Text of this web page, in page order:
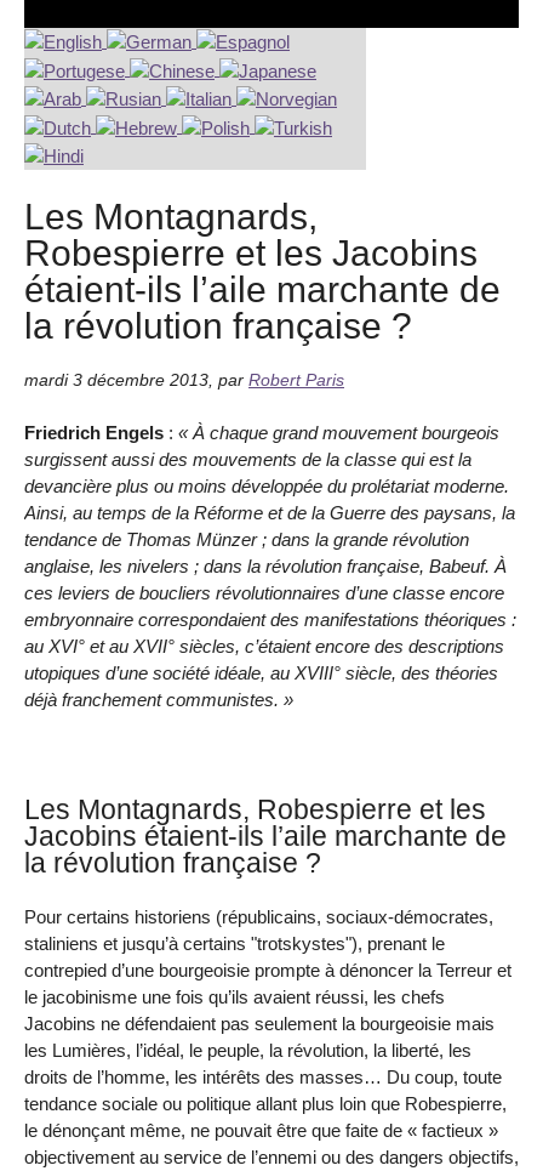
Les Montagnards,
Robespierre et les Jacobins
étaient-ils l’aile marchante de
la révolution française ?
mardi 3 décembre 2013 par Robert Paris
Friedrich Engels : « À chaque grand mouvement bourgeois
surgissent aussi des mouvements de la classe qui est la
devancière plus ou moins développée du prolétariat moderne.
Ainsi, au temps de la Réforme et de la Guerre des paysans, la
tendance de Thomas Münzer ; dans la grande révolution
anglaise, les nivelers ; dans la révolution française, Babeuf. À
ces leviers de boucliers révolutionnaires d’une classe encore
embryonnaire correspondaient des manifestations théoriques :
au XVI° et au XVII° siècles, c’étaient encore des descriptions
utopiques d’une société idéale, au XVIII° siècle, des théories
déjà franchement communistes. »
Les Montagnards, Robespierre et les
Jacobins étaient-ils l’aile marchante de
la révolution française ?
Pour certains historiens (républicains, sociaux-démocrates,
staliniens et jusqu’à certains "trotskystes"), prenant le
contrepied d’une bourgeoisie prompte à dénoncer la Terreur et
le jacobinisme une fois qu’ils avaient réussi, les chefs
Jacobins ne défendaient pas seulement la bourgeoisie mais
les Lumières, l’idéal, le peuple, la révolution, la liberté, les
droits de l’homme, les intérêts des masses… Du coup, toute
tendance sociale ou politique allant plus loin que Robespierre,
le dénonçant même, ne pouvait être que faite de « factieux »
objectivement au service de l’ennemi ou des dangers objectifs,